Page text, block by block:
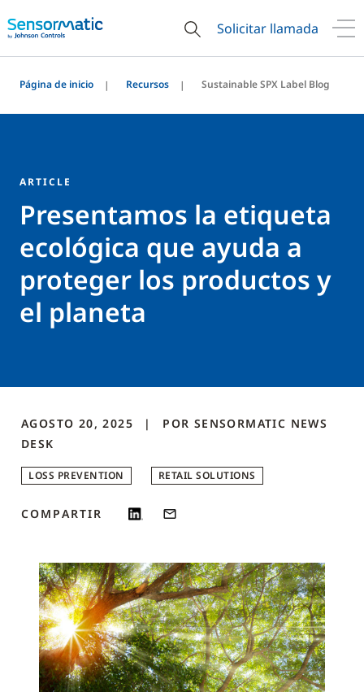
Solicitar llamada
Página de inicio Recursos Sustainable SPX Label Blog
ARTICLE
Presentamos la etiqueta
ecológica que ayuda a
proteger los productos y
el planeta
AGOSTO 20, 2025 POR SENSORMATIC NEWS
DESK
LOSS PREVENTION RETAIL SOLUTIONS
COMPARTIR